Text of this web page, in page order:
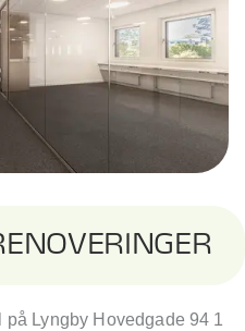
l på Lyngby Hovedgade 94 1